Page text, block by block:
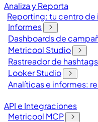
Analiza y Reporta
Reporting: tu centro de
Informes
Dashboards de
Metricool Studio
Rastreador de hashtags
Looker Studio
Analíticas e informes:
API e Integraciones
Metricool MCP